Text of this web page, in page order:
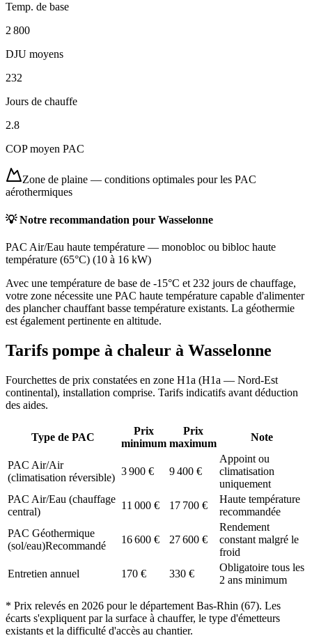
Temp. de base
2 800
DJU moyens
232
Jours de chauffe
2.8
COP moyen PAC
Zone de plaine — conditions optimales pour les PAC
aérothermiques
💡 Notre recommandation pour Wasselonne
PAC Air/Eau haute température — monobloc ou bibloc haute
température (65°C) (10 à 16 kW)
Avec une température de base de -15°C et 232 jours de chauffage,
votre zone nécessite une PAC haute température capable d'alimenter
des plancher chauffant basse température existants. La géothermie
est également pertinente en altitude.
Tarifs pompe à chaleur à Wasselonne
Fourchettes de prix constatées en zone H1a (H1a — Nord-Est
continental), installation comprise. Tarifs indicatifs avant déduction
des aides.
Type de PAC
Prix
minimum
Prix
maximum
Note
PAC Air/Air
(climatisation réversible)
3 900 € 9 400 €
Appoint ou
climatisation
uniquement
PAC Air/Eau (chauffage
central)
11 000 € 17 700 €
Haute température
recommandée
PAC Géothermique
(sol/eau)Recommandé
16 600 € 27 600 €
Rendement
constant malgré le
froid
Entretien annuel
170 € 330 €
Obligatoire tous les
2 ans minimum
* Prix relevés en 2026 pour le département Bas-Rhin (67). Les
écarts s'expliquent par la surface à chauffer, le type d'émetteurs
existants et la difficulté d'accès au chantier.